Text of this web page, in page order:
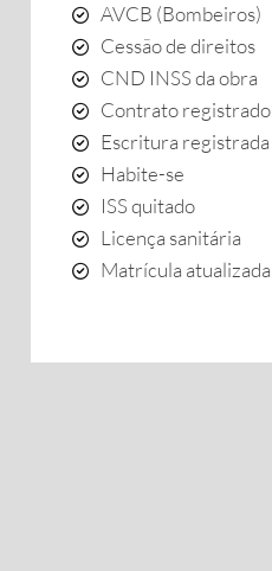
AVCB (Bombeiros)
Cessão de direitos
CND INSS da obra
Contrato registrado
Escritura registrada
Habite-se
ISS quitado
Licença sanitária
Matrícula atualizada